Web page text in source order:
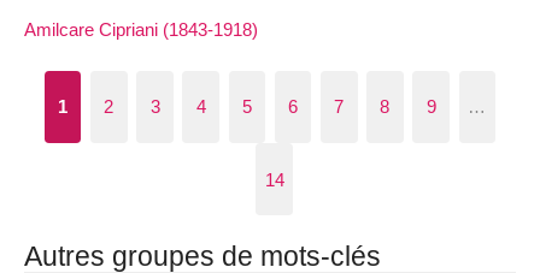
Amilcare Cipriani (1843-1918)
1 2 3 4 5 6 7 8 9 …
14
Autres groupes de mots-clés